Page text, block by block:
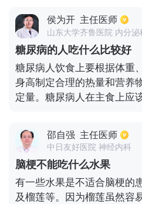
侯为开 主任医师
山东大学齐鲁医院 内分泌
糖尿病的人吃什么比较好
糖尿病人饮食上要根据体重
身高制定合理的热量和营养
定量。糖尿病人在主食上应
果患者肾功能没有什么问题
的食物比如豆腐以及其他的
菜，一般不限量，应该以绿
斤左右即可，对于脂肪类的
邵自强 主任医师
中日友好医院 神经内科
脑梗不能吃什么水果
有一些水果是不适合脑梗的
及榴莲等。因为榴莲虽然容